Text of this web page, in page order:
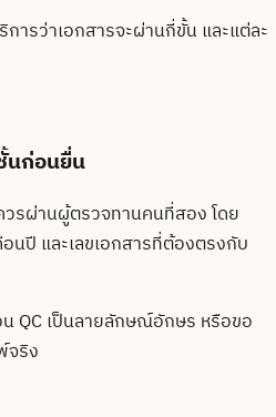
การว่าเอกสารจะผ่านกี่ขั้น และแต่ละ
นก่อนยื่น
รผ่านผู้ตรวจทานคนที่สอง โดย
นปี และเลขเอกสารที่ต้องตรงกับ
QC เป็นลายลักษณ์อักษร หรือขอ
จริง